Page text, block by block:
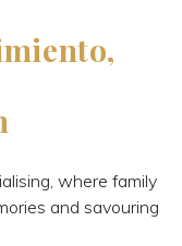
where family
and savouring